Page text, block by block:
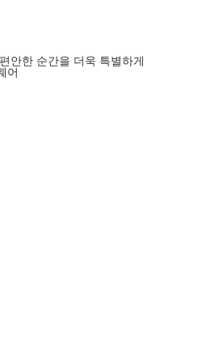
안한 순간을 더욱 특별하게
어